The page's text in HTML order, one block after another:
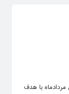
با هدف